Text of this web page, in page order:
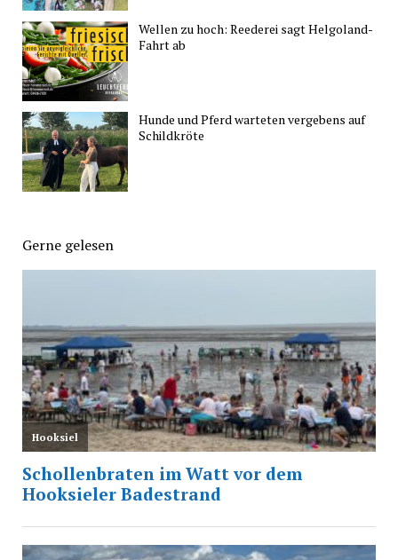
Wellen zu hoch: Reederei sagt Helgoland-
Fahrt ab
Hunde und Pferd warteten vergebens auf
Schildkröte
Gerne gelesen